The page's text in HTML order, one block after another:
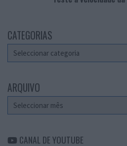
CATEGORIAS
Categorias
ARQUIVO
Arquivo
CANAL DE YOUTUBE